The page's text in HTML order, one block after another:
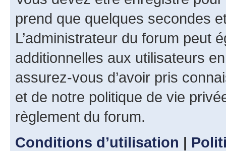
prend que quelques secondes
L’administrateur du forum peut
additionnelles aux utilisateurs
assurez-vous d’avoir pris
et de notre politique de vie
règlement du forum.
Conditions d’utilisation |